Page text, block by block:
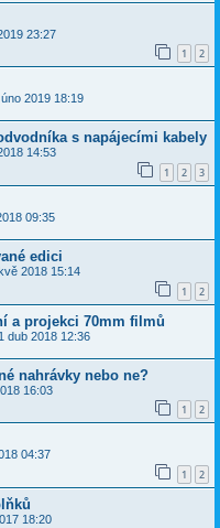
23:27
1 2
2019 18:19
s napájecími kabely
14:53
1 2 3
09:35
edici
2018 15:14
1 2
a projekci 70mm filmů
dub 2018 12:36
nahrávky nebo ne?
16:03
1 2
04:37
1 2
18:20